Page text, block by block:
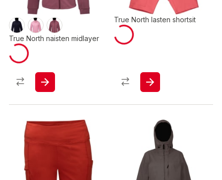
True North naisten midlayer
True North lasten shortsit